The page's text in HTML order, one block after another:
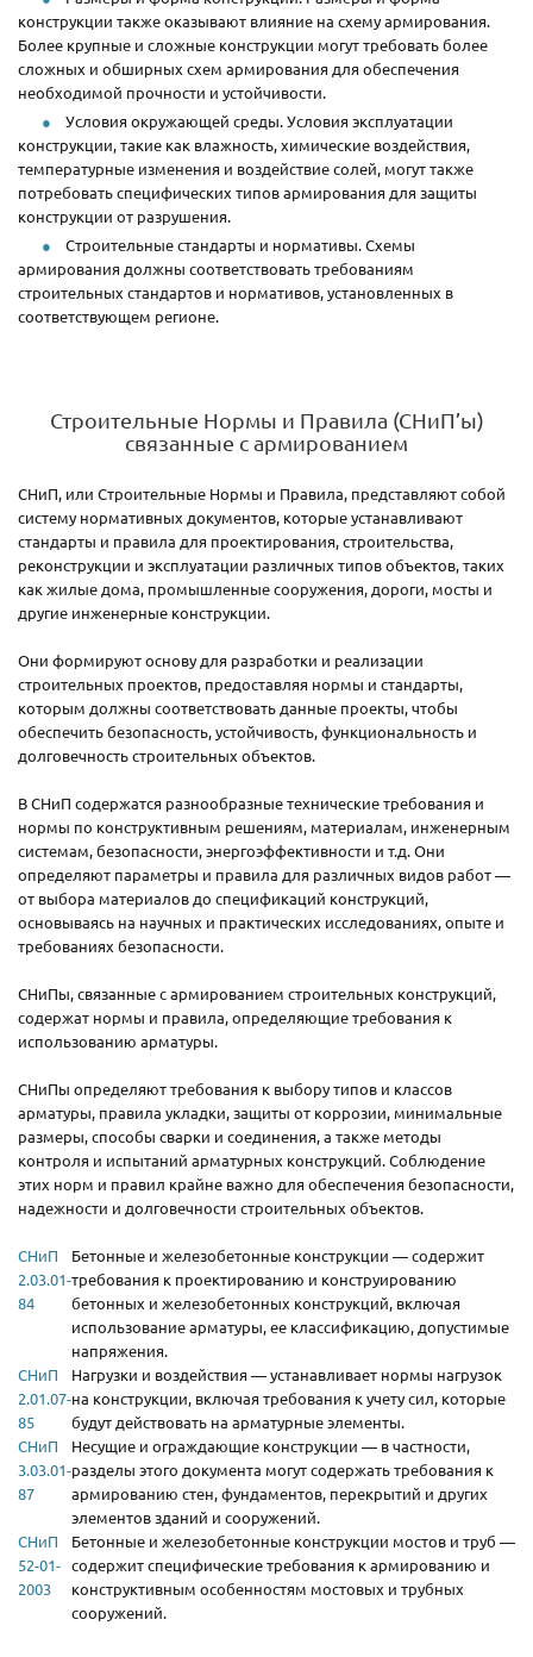
конструкции также оказывают влияние на схему армирования.
Более крупные и сложные конструкции могут требовать более
сложных и обширных схем армирования для обеспечения
необходимой прочности и устойчивости.
Условия окружающей среды. Условия эксплуатации
конструкции, такие как влажность, химические воздействия,
температурные изменения и воздействие солей, могут также
потребовать специфических типов армирования для защиты
конструкции от разрушения.
Строительные стандарты и нормативы. Схемы
армирования должны соответствовать требованиям
строительных стандартов и нормативов, установленных в
соответствующем регионе.
Строительные Нормы и Правила (СНиП’ы)
связанные с армированием
СНиП, или Строительные Нормы и Правила, представляют собой
систему нормативных документов, которые устанавливают
стандарты и правила для проектирования, строительства,
реконструкции и эксплуатации различных типов объектов, таких
как жилые дома, промышленные сооружения, дороги, мосты и
другие инженерные конструкции.
Они формируют основу для разработки и реализации
строительных проектов, предоставляя нормы и стандарты,
которым должны соответствовать данные проекты, чтобы
обеспечить безопасность, устойчивость, функциональность и
долговечность строительных объектов.
В СНиП содержатся разнообразные технические требования и
нормы по конструктивным решениям, материалам, инженерным
системам, безопасности, энергоэффективности и т.д. Они
определяют параметры и правила для различных видов работ —
от выбора материалов до спецификаций конструкций,
основываясь на научных и практических исследованиях, опыте и
требованиях безопасности.
СНиПы, связанные с армированием строительных конструкций,
содержат нормы и правила, определяющие требования к
использованию арматуры.
СНиПы определяют требования к выбору типов и классов
арматуры, правила укладки, защиты от коррозии, минимальные
размеры, способы сварки и соединения, а также методы
контроля и испытаний арматурных конструкций. Соблюдение
этих норм и правил крайне важно для обеспечения безопасности,
надежности и долговечности строительных объектов.
СНиП
2.03.01-
84
Бетонные и железобетонные конструкции — содержит
требования к проектированию и конструированию
бетонных и железобетонных конструкций, включая
использование арматуры, ее классификацию, допустимые
напряжения.
СНиП
2.01.07-
85
Нагрузки и воздействия — устанавливает нормы нагрузок
на конструкции, включая требования к учету сил, которые
будут действовать на арматурные элементы.
СНиП
3.03.01-
87
Несущие и ограждающие конструкции — в частности,
разделы этого документа могут содержать требования к
армированию стен, фундаментов, перекрытий и других
элементов зданий и сооружений.
СНиП
52-01-
2003
Бетонные и железобетонные конструкции мостов и труб —
содержит специфические требования к армированию и
конструктивным особенностям мостовых и трубных
сооружений.